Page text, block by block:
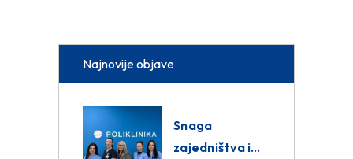
Najnovije objave
Snaga
zajedništva i